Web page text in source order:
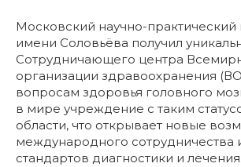
Московский научно-
имени Соловьёва получил
Сотрудничающего центра
организации здравоохранения
вопросам здоровья головного
в мире учреждение с таким
области, что открывает новые
международного сотрудничества
стандартов диагностики и лечения.